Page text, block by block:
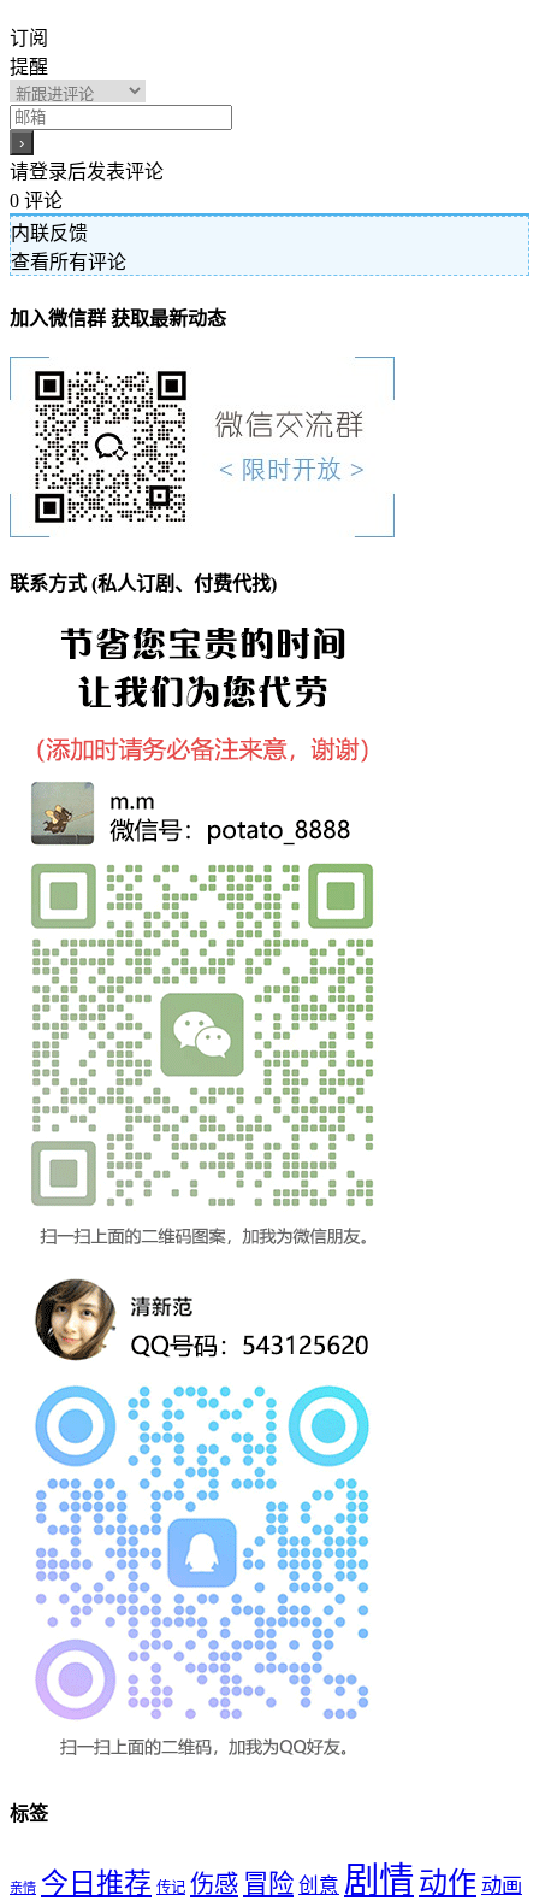
订阅
提醒
请登录后发表评论
0 评论
内联反馈
查看所有评论
加入微信群 获取最新动态
联系方式 (私人订剧、付费代找)
标签
亲情 今日推荐 传记 伤感 冒险 创意 剧情 动作 动画